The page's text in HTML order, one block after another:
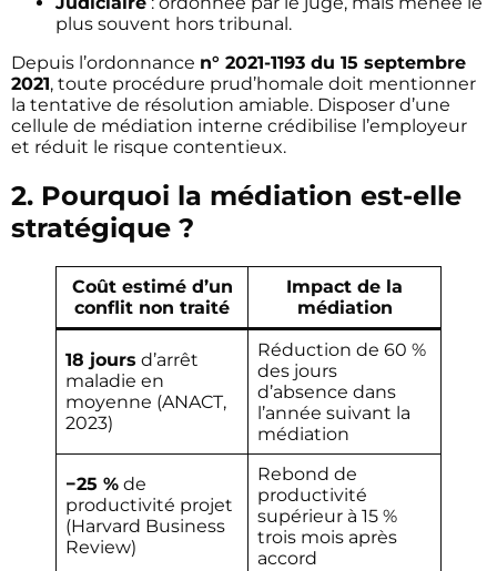
plus souvent hors tribunal.
Depuis l’ordonnance n° 2021-1193 du 15 septembre
2021, toute procédure prud’homale doit mentionner
la tentative de résolution amiable. Disposer d’une
cellule de médiation interne crédibilise l’employeur
et réduit le risque contentieux.
2. Pourquoi la médiation est-elle
stratégique ?
Coût estimé d’un
conflit non traité
Impact de la
médiation
18 jours d’arrêt
maladie en
moyenne (ANACT,
2023)
Réduction de 60 %
des jours
d’absence dans
l’année suivant la
médiation
−25 % de
productivité projet
(Harvard Business
Review)
Rebond de
productivité
supérieur à 15 %
trois mois après
accord